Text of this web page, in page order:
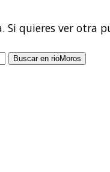
quieres ver otra